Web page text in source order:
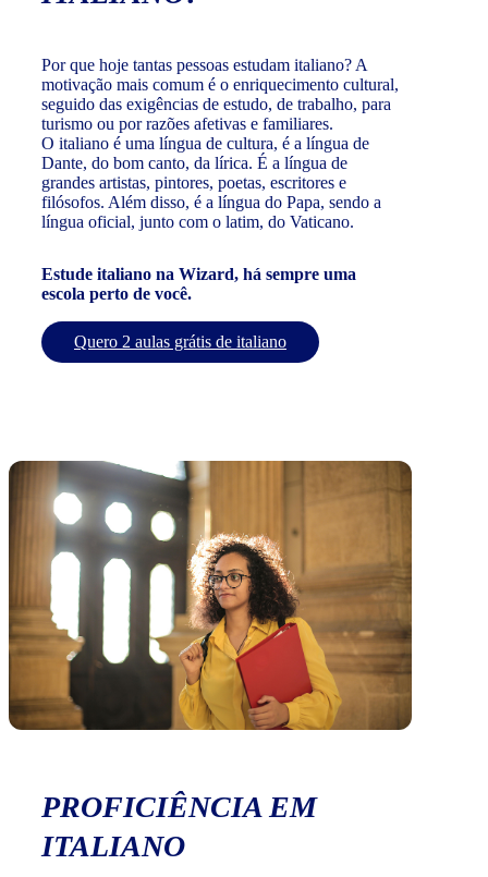
Por que hoje tantas pessoas estudam italiano? A
motivação mais comum é o enriquecimento cultural,
seguido das exigências de estudo, de trabalho, para
turismo ou por razões afetivas e familiares.
O italiano é uma língua de cultura, é a língua de
Dante, do bom canto, da lírica. É a língua de
grandes artistas, pintores, poetas, escritores e
filósofos. Além disso, é a língua do Papa, sendo a
língua oficial, junto com o latim, do Vaticano.
Estude italiano na Wizard, há sempre uma
escola perto de você.
Quero 2 aulas grátis de italiano
PROFICIÊNCIA EM
ITALIANO